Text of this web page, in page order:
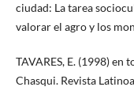
ciudad: La tarea
valorar el agro y los
TAVARES, E. (1998)
Chasqui. Revista